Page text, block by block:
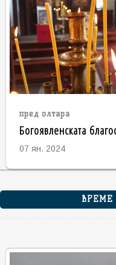
пред олтара
Богоявленската
07 ян. 2024
ВРЕМЕ